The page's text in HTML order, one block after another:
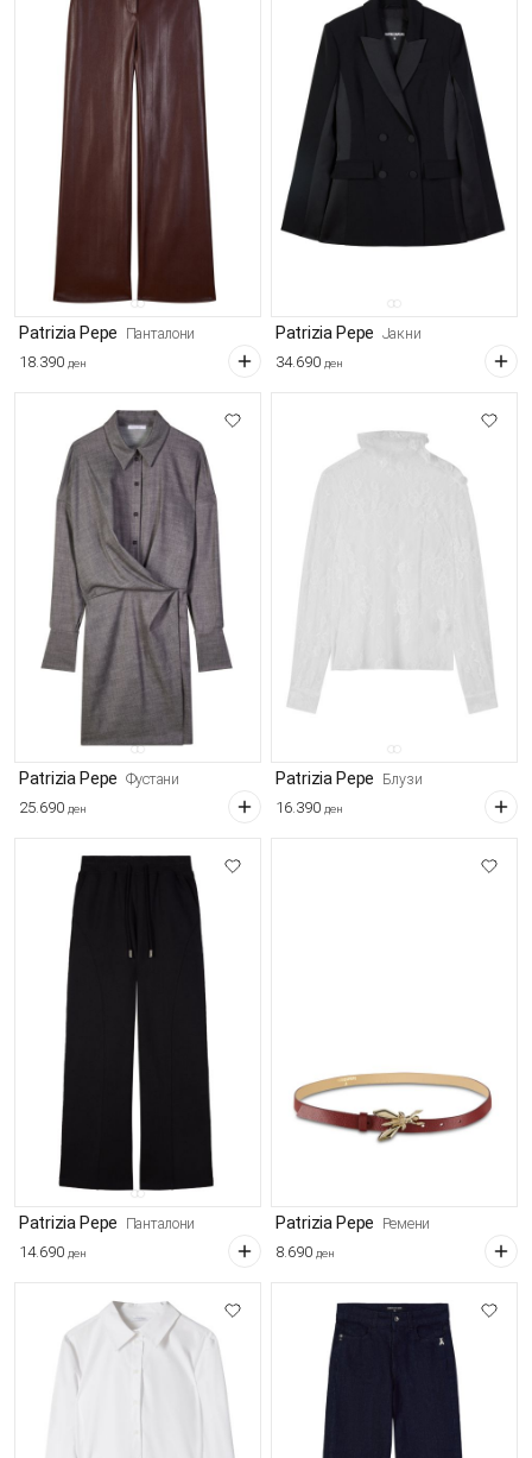
Patrizia Pepe Панталони
18.390 ден
Patrizia Pepe Јакни
34.690 ден
Patrizia Pepe Фустани
25.690 ден
Patrizia Pepe Блузи
16.390 ден
Patrizia Pepe Панталони
14.690 ден
Patrizia Pepe Ремени
8.690 ден